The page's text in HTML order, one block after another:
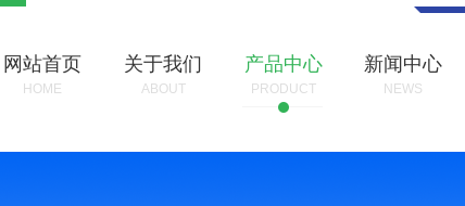
网站首页
HOME
关于我们
ABOUT
产品中心
PRODUCT
新闻中心
NEWS